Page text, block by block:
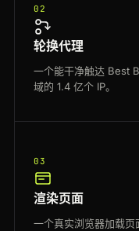
02
轮换代理
一个能干净触达 Best
域的 1.4 亿个 IP。
03
渲染页面
一个真实浏览器加载